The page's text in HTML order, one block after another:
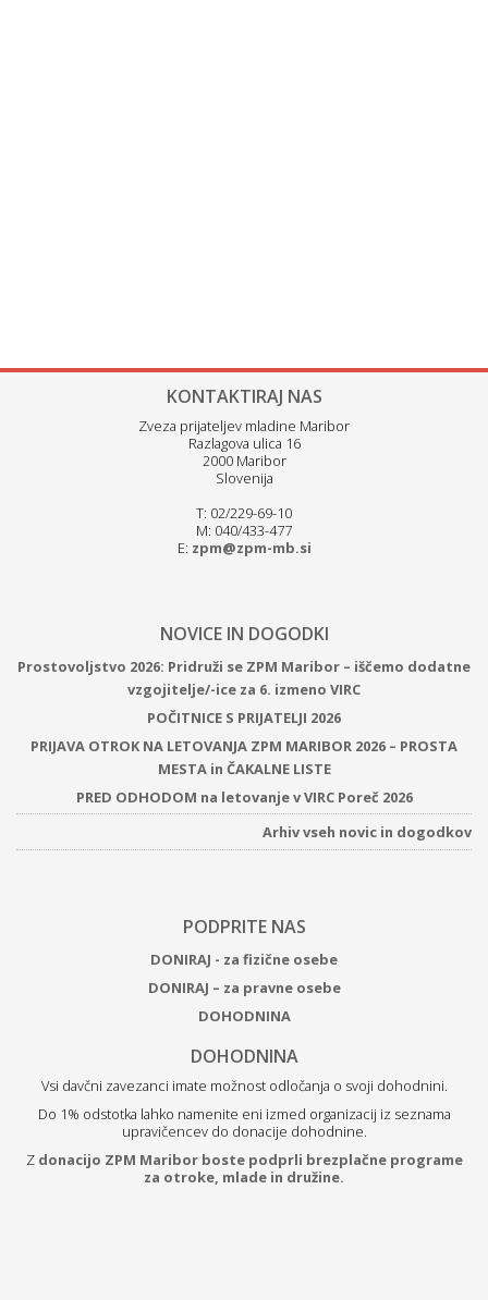
KONTAKTIRAJ NAS
Zveza prijateljev mladine Maribor
Razlagova ulica 16
2000 Maribor
Slovenija
T: 02/229-69-10
M: 040/433-477
E: zpm@zpm-mb.si
NOVICE IN DOGODKI
Prostovoljstvo 2026: Pridruži se ZPM Maribor – iščemo dodatne
vzgojitelje/-ice za 6. izmeno VIRC
POČITNICE S PRIJATELJI 2026
PRIJAVA OTROK NA LETOVANJA ZPM MARIBOR 2026 – PROSTA
MESTA in ČAKALNE LISTE
PRED ODHODOM na letovanje v VIRC Poreč 2026
Arhiv vseh novic in dogodkov
PODPRITE NAS
DONIRAJ - za fizične osebe
DONIRAJ – za pravne osebe
DOHODNINA
DOHODNINA
Vsi davčni zavezanci imate možnost odločanja o svoji dohodnini.
Do 1% odstotka lahko namenite eni izmed organizacij iz seznama
upravičencev do donacije dohodnine.
Z donacijo ZPM Maribor boste podprli brezplačne programe
za otroke, mlade in družine.